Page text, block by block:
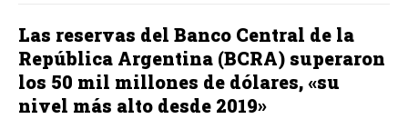
Las reservas del Banco Central de la
República Argentina (BCRA) superaron
los 50 mil millones de dólares, «su
nivel más alto desde 2019»